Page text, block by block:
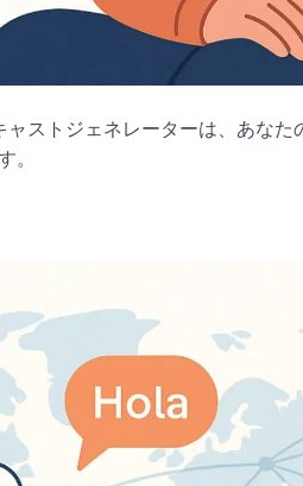
ストジェネレーターは、あな
。